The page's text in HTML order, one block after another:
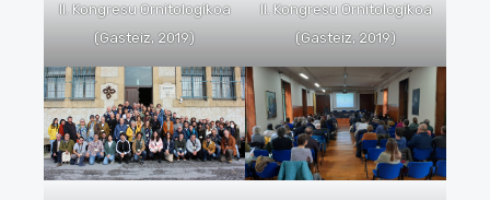
II. Kongresu Ornitologikoa
(Gasteiz, 2019)
II. Kongresu Ornitologikoa
(Gasteiz, 2019)